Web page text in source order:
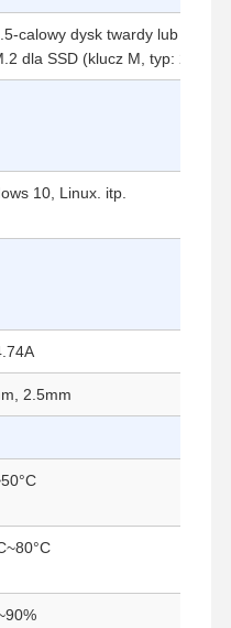
calowy dysk twardy lub 4 x
dla SSD (klucz M, typ: 2242/
10, Linux. itp.
2.5mm